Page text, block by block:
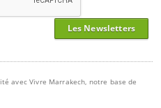
Les Newsletters
avec Vivre Marrakech, notre base de